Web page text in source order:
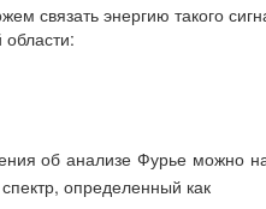
связать энергию такого
об анализе Фурье можно
определенный как